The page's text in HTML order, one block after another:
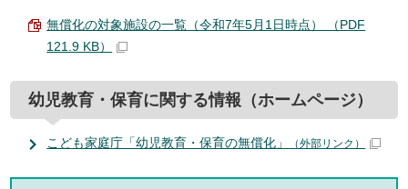
無償化の対象施設の一覧（令和7年5月1日時点） （PDF
121.9 KB）
幼児教育・保育に関する情報（ホームページ）
こども家庭庁「幼児教育・保育の無償化」 （外部リンク）